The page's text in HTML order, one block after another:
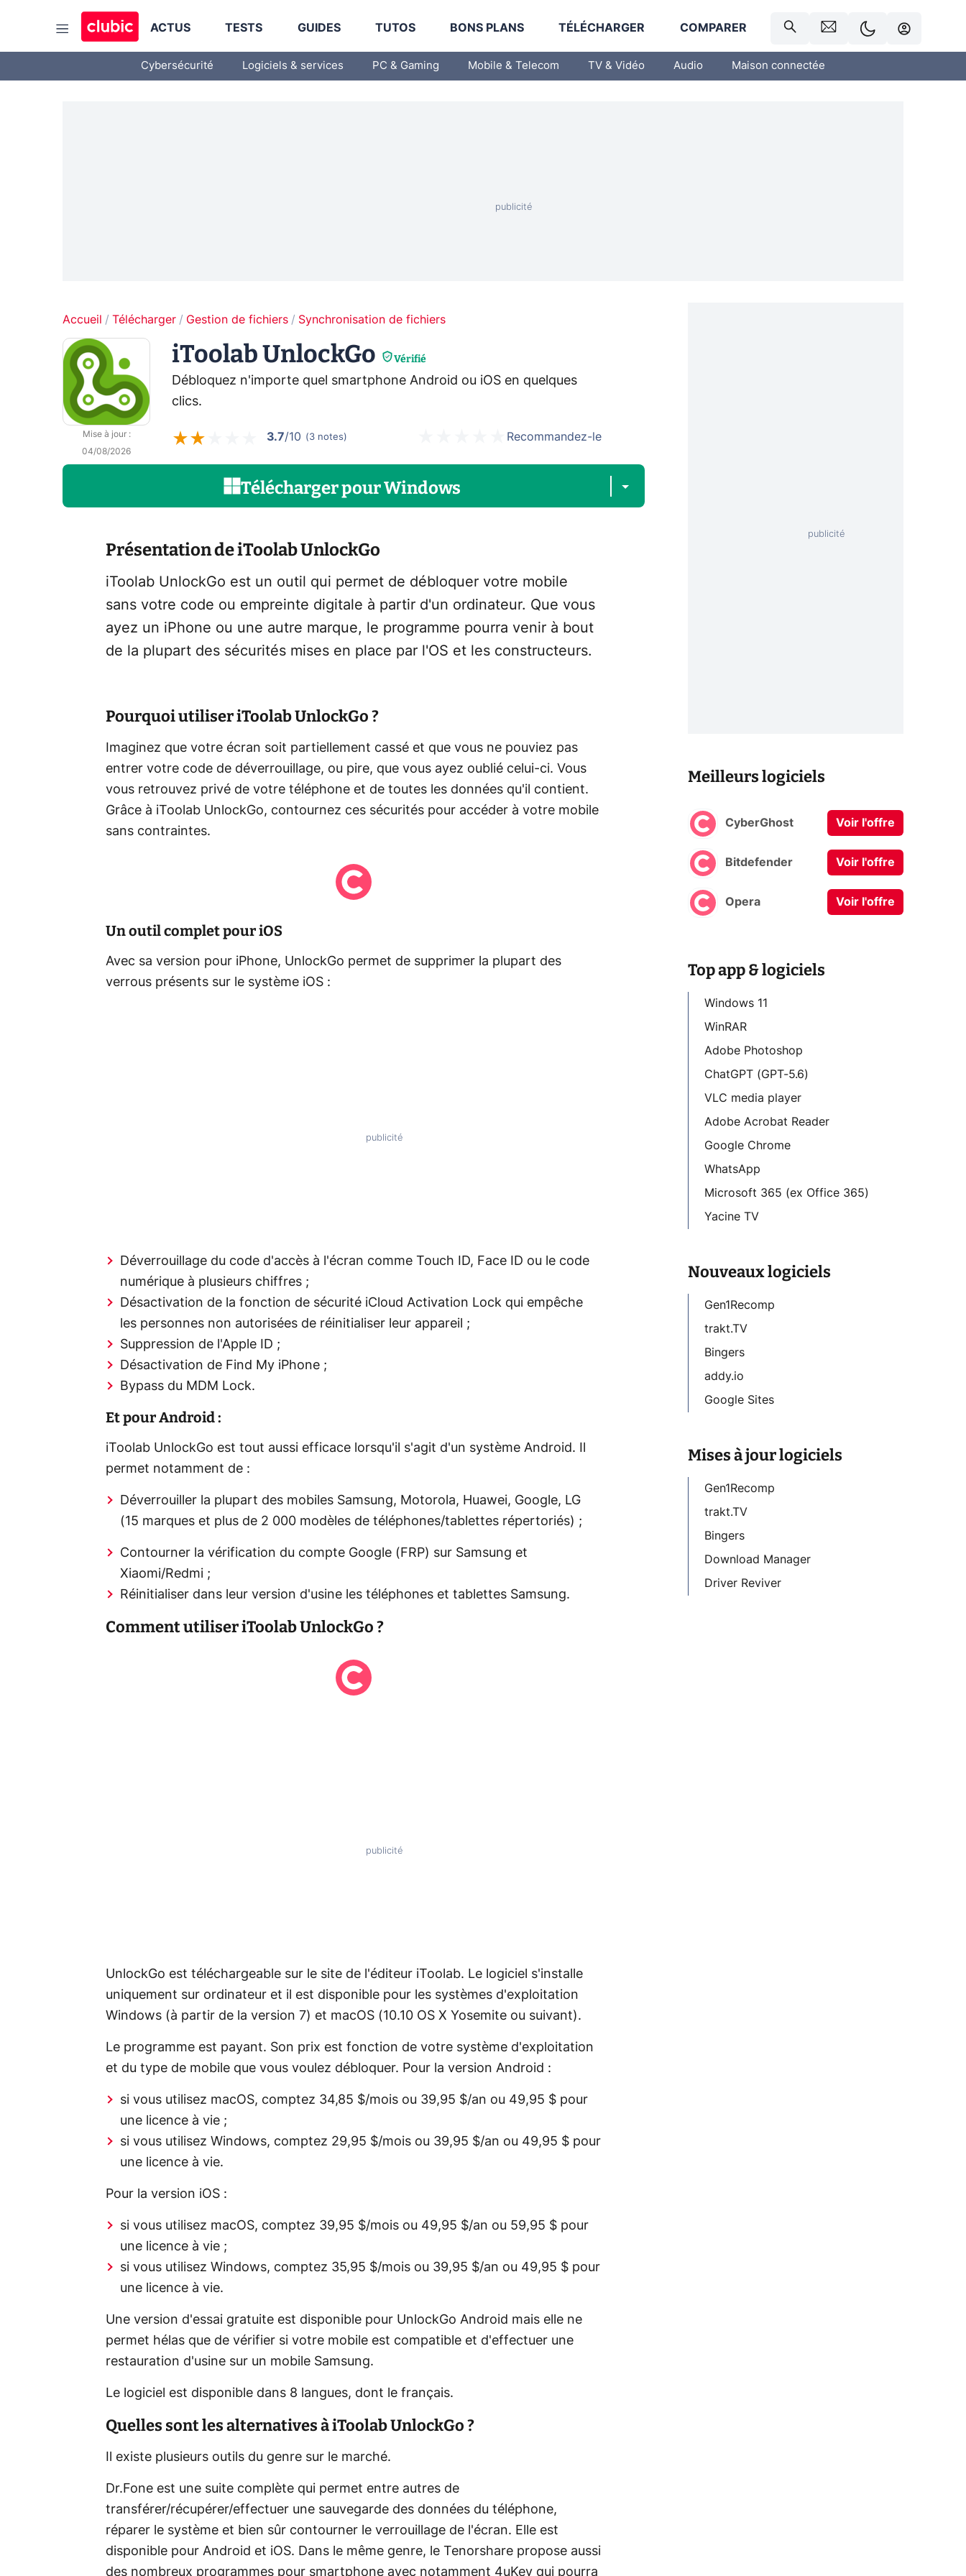
ACTUS TESTS GUIDES TUTOS BONS PLANS TÉLÉCHARGER COMPARER
Cybersécurité Logiciels & services PC & Gaming Mobile & Telecom TV & Vidéo Audio Maison connectée
Accueil Télécharger Gestion de fichiers Synchronisation de fichiers
Mise à jour:
04/08/2026
iToolab UnlockGo Vérifié
Débloquez n'importe quel smartphone Android ou iOS en quelques
clics.
3.7/10 (3 notes) Recommandez-le
TéléchargerpourWindows
Présentation de iToolab UnlockGo
iToolab UnlockGo est un outil qui permet de débloquer votre mobile
sans votre code ou empreinte digitale à partir d'un ordinateur. Que vous
ayez un iPhone ou une autre marque, le programme pourra venir à bout
de la plupart des sécurités mises en place par l'OS et les constructeurs.
Pourquoi utiliser iToolab UnlockGo ?
Imaginez que votre écran soit partiellement cassé et que vous ne pouviez pas
entrer votre code de déverrouillage, ou pire, que vous ayez oublié celui-ci. Vous
vous retrouvez privé de votre téléphone et de toutes les données qu'il contient.
Grâce à iToolab UnlockGo, contournez ces sécurités pour accéder à votre mobile
sans contraintes.
Un outil complet pour iOS
Avec sa version pour iPhone, UnlockGo permet de supprimer la plupart des
verrous présents sur le système iOS :
Déverrouillage du code d'accès à l'écran comme Touch ID, Face ID ou le code
numérique à plusieurs chiffres ;
Désactivation de la fonction de sécurité iCloud Activation Lock qui empêche
les personnes non autorisées de réinitialiser leur appareil ;
Suppression de l'Apple ID ;
Désactivation de Find My iPhone ;
Bypass du MDM Lock.
Et pour Android :
iToolab UnlockGo est tout aussi efficace lorsqu'il s'agit d'un système Android. Il
permet notamment de :
Déverrouiller la plupart des mobiles Samsung, Motorola, Huawei, Google, LG
(15 marques et plus de 2 000 modèles de téléphones/tablettes répertoriés) ;
Contourner la vérification du compte Google (FRP) sur Samsung et
Xiaomi/Redmi ;
Réinitialiser dans leur version d'usine les téléphones et tablettes Samsung.
Comment utiliser iToolab UnlockGo ?
UnlockGo est téléchargeable sur le site de l'éditeur iToolab. Le logiciel s'installe
uniquement sur ordinateur et il est disponible pour les systèmes d'exploitation
Windows (à partir de la version 7) et macOS (10.10 OS X Yosemite ou suivant).
Le programme est payant. Son prix est fonction de votre système d'exploitation
et du type de mobile que vous voulez débloquer. Pour la version Android :
si vous utilisez macOS, comptez 34,85 $/mois ou 39,95 $/an ou 49,95 $ pour
une licence à vie ;
si vous utilisez Windows, comptez 29,95 $/mois ou 39,95 $/an ou 49,95 $ pour
une licence à vie.
Pour la version iOS :
si vous utilisez macOS, comptez 39,95 $/mois ou 49,95 $/an ou 59,95 $ pour
une licence à vie ;
si vous utilisez Windows, comptez 35,95 $/mois ou 39,95 $/an ou 49,95 $ pour
une licence à vie.
Une version d'essai gratuite est disponible pour UnlockGo Android mais elle ne
permet hélas que de vérifier si votre mobile est compatible et d'effectuer une
restauration d'usine sur un mobile Samsung.
Le logiciel est disponible dans 8 langues, dont le français.
Quelles sont les alternatives à iToolab UnlockGo ?
Il existe plusieurs outils du genre sur le marché.
Dr.Fone est une suite complète qui permet entre autres de
transférer/récupérer/effectuer une sauvegarde des données du téléphone,
réparer le système et bien sûr contourner le verrouillage de l'écran. Elle est
disponible pour Android et iOS. Dans le même genre, le Tenorshare propose aussi
des nombreux programmes pour smartphone avec notamment 4uKey qui pourra
Meilleurs logiciels
CyberGhost Voir l'offre
Bitdefender Voir l'offre
Opera Voir l'offre
Top app & logiciels
Windows 11
WinRAR
Adobe Photoshop
ChatGPT (GPT-5.6)
VLC media player
Adobe Acrobat Reader
Google Chrome
WhatsApp
Microsoft 365 (ex Office 365)
Yacine TV
Nouveaux logiciels
Gen1Recomp
trakt.TV
Bingers
addy.io
Google Sites
Mises à jour logiciels
Gen1Recomp
trakt.TV
Bingers
Download Manager
Driver Reviver